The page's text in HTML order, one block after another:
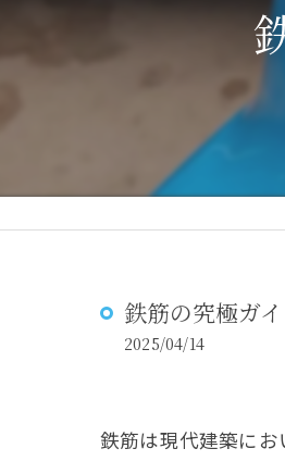
鉄筋の究極ガ
2025/04/14
鉄筋は現代建築にお